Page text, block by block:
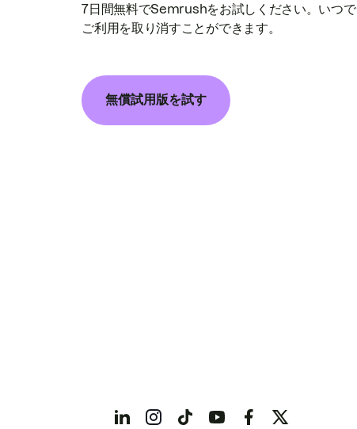
7日間無料でSemrushをお試しください。いつ
ご利用を取り消すことができます。
無償試用版を試す